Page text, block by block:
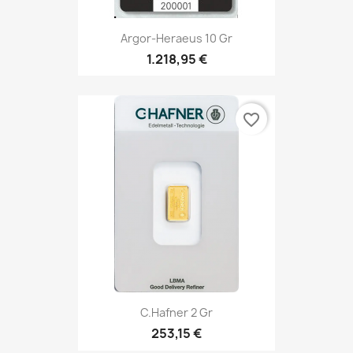
Argor-Heraeus 10 Gr
1.218,95 €
C.Hafner 2 Gr
253,15 €
favorite_border